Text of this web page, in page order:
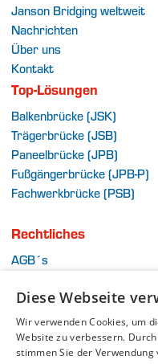
Janson Bridging weltweit
Nachrichten
Über uns
Kontakt
Top-Lösungen
Balkenbrücke (JSK)
Trägerbrücke (JSB)
Paneelbrücke (JPB)
Fußgängerbrücke (JPB-P)
Fachwerkbrücke (PSB)
Rechtliches
AGB´s
Datenschutz
Sitemap
Diese Webseite
Wir verwenden Cookies, um
Website zu verbessern.
stimmen Sie der